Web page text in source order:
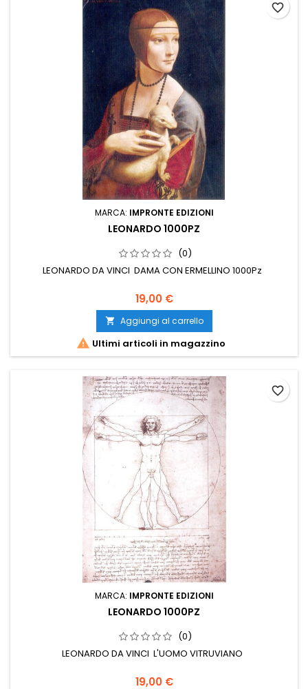
MARCA: IMPRONTE EDIZIONI
LEONARDO 1000PZ
(0)
LEONARDO DA VINCI DAMA CON ERMELLINO 1000Pz
19,00 €
 Aggiungi al carrello
 Ultimi articoli in magazzino
favorite_border
MARCA: IMPRONTE EDIZIONI
LEONARDO 1000PZ
(0)
LEONARDO DA VINCI L'UOMO VITRUVIANO
19,00 €
favorite_border